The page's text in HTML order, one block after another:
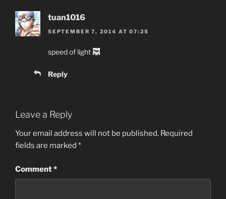
tuan1016
SEPTEMBER 7, 2014 AT 07:25
speed of light
Reply
Leave a Reply
Your email address will not be published. Required
fields are marked *
Comment*